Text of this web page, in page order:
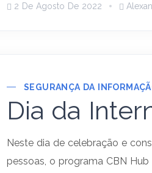
2 De Agosto De 2022
SEGURANÇA DA
Dia da
Neste dia de celebração e
pessoas, o programa CBN